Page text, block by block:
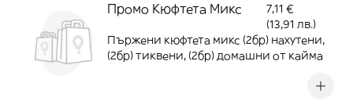
Промо Кюфтета Микс
7,11 €
(13,91 лв.)
Пържени кюфтета микс (2бр) нахутени,
(2бр) тиквени, (2бр) домашни от кайма